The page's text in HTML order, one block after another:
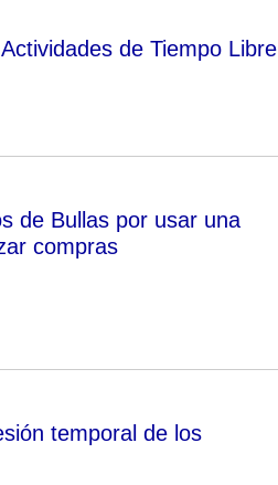
de Tiempo Libre
de Bullas por usar una
compras
temporal de los